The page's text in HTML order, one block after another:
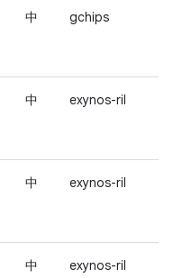
中 gchips
中 exynos-ril
中 exynos-ril
中 exynos-ril